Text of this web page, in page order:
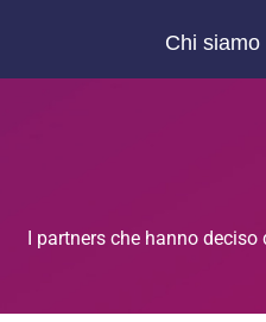
Chi siamo
I partners che hanno